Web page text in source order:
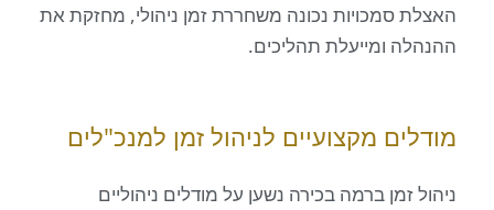
סמכויות נכונה משחררת זמן ניהולי, מחזקת את
ומייעלת תהליכים.
מקצועיים לניהול זמן למנכ"לים
זמן ברמה בכירה נשען על מודלים ניהוליים